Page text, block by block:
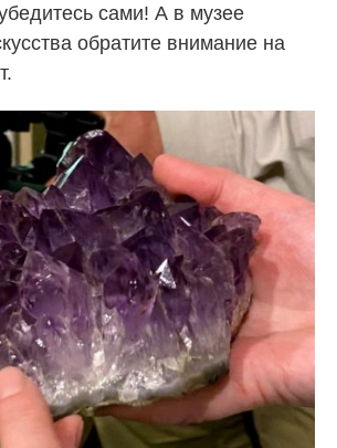
сами! А в музее
обратите внимание на